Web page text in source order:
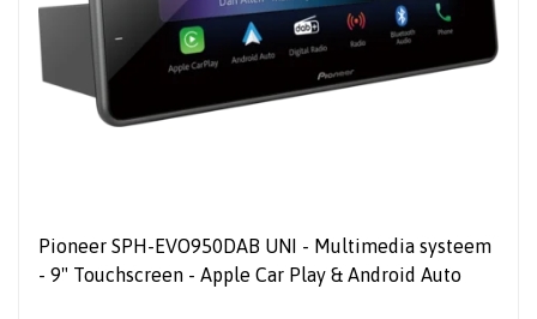
Pioneer SPH-EVO950DAB UNI - Multimedia systeem
- 9" Touchscreen - Apple Car Play & Android Auto